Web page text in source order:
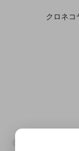
クロネコ